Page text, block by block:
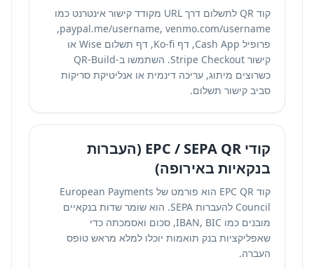
קוד QR לתשלום דרך URL מקודד קישור אינטרנט כמו
paypal.me/username, venmo.com/username,
פרופיל Cash App, דף Ko-fi, דף תשלום Wise או
קישור Stripe Checkout. השתמשו ב-QR-Build
כשרוצים מיתוג, עריכה דינמית או אנליטיקת סריקות
סביב קישור תשלום.
קודי EPC / SEPA QR (העברות
בנקאיות באירופה)
קוד EPC QR הוא פורמט של European Payments
Council להעברות SEPA. הוא שומר שדות בנקאיים
מובנים כמו IBAN, BIC, סכום ואסמכתה כדי
שאפליקציות בנק תואמות יוכלו למלא מראש טופס
העברה.